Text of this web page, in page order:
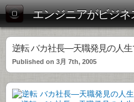
エンジニアがビジネ
逆転 バカ社長―天職発見の人生
Published on 3月 7th, 2005